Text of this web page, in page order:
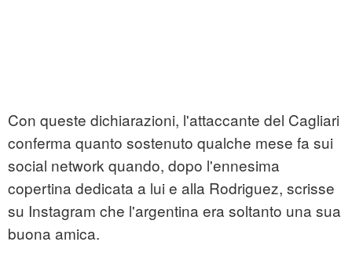
Con queste dichiarazioni, l'attaccante del Cagliari
conferma quanto sostenuto qualche mese fa sui
social network quando, dopo l'ennesima
copertina dedicata a lui e alla Rodriguez, scrisse
su Instagram che l'argentina era soltanto una sua
buona amica.